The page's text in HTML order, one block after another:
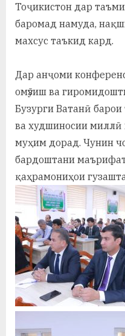
Тоҷикистон дар
баромад намуда,
махсус таъкид кард.
Дар анҷоми
омӯзиш ва
Бузурги Ватанӣ барои
ва худшиносии
муҳим дорад. Чунин
бардоштани
қаҳрамониҳои